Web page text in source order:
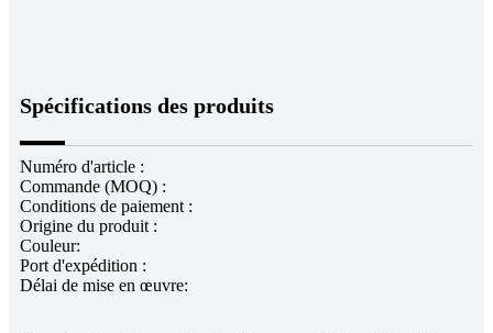
Spécifications des produits
Numéro d'article :
Commande (MOQ) :
Conditions de paiement :
Origine du produit :
Couleur:
Port d'expédition :
Délai de mise en œuvre: